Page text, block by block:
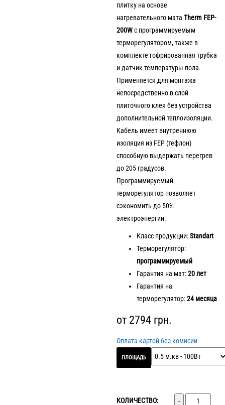
плитку на основе
нагревательного матаTherm FEP-
200Wс программируемым
терморегулятором, также в
комплекте гофрированная трубка
и датчик температуры пола.
Применяется для монтажа
непосредственно в слой
плиточного клея без устройства
дополнительной теплоизоляции.
Кабель имеет внутреннюю
изоляция из FEP (тефлон)
способную выдержать перегрев
до 205 градусов.
Программируемый
терморегулятор позволяет
сэкономить до 50%
электроэнергии.
Класс продукции:Standart
Терморегулятор:
программируемый
Гарантия на мат:20 лет
Гарантия на
терморегулятор:24 месяца
от 2794 грн.
Оплата картой без комисии
ПЛОЩАДЬ
КОЛИЧЕСТВО: Количество